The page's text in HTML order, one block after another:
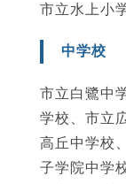
市立水上小
中学校
市立白鷺中
学校、市立
高丘中学校
子学院中学